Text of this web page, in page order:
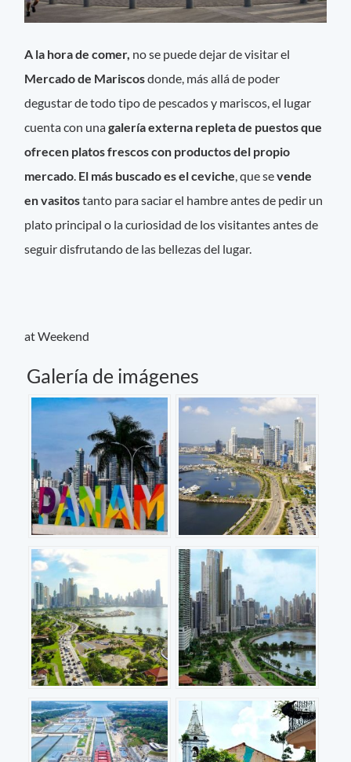
A la hora de comer, no se puede dejar de visitar el
Mercado de Mariscosdonde, más allá de poder
degustar de todo tipo de pescados y mariscos, el lugar
cuenta con unagalería externa repleta de puestos que
ofrecen platos frescos con productos del propio
mercado. El más buscado es el ceviche, que sevende
en vasitostanto para saciar el hambre antes de pedir un
plato principal o la curiosidad de los visitantes antes de
seguir disfrutando de las bellezas del lugar.
at Weekend
Galería de imágenes